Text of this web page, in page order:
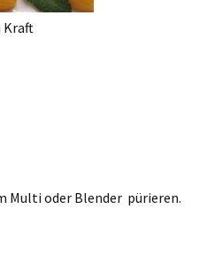
Kraft
Multi oder Blender pürieren.